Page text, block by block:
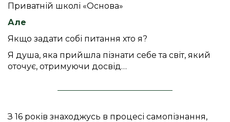
Приватній школі «Основа»
Але
Якщо задати собі питання хто я?
Я душа, яка прийшла пізнати себе та світ, який
оточує, отримуючи досвід…
З 16 років знаходжусь в процесі самопізнання,